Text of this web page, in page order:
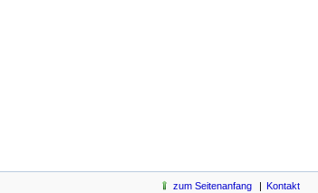
zum Seitenanfang Kontakt